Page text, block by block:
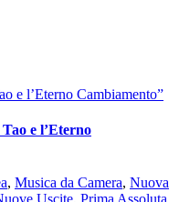
e l’Eterno Cambiamento”
e l’Eterno
, Musica da Camera, Nuova
Uscite, Prima Assoluta